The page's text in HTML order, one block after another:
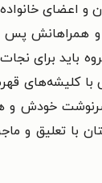
و اعضای
و همراهانش
باید برای
کلیشه‌های
خودش و
تعلیق و